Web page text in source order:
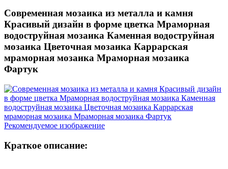
Современная мозаика из металла и камня
Красивый дизайн в форме цветка Мраморная
водоструйная мозаика Каменная водоструйная
мозаика Цветочная мозаика Каррарская
мраморная мозаика Мраморная мозаика
Фартук
Краткое описание: